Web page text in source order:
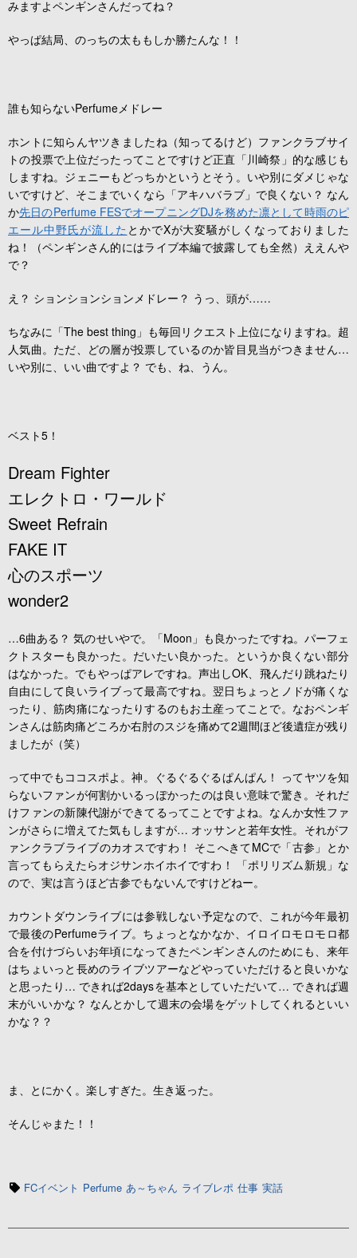
みますよペンギンさんだってね？
やっぱ結局、のっちの太ももしか勝たんな！！
誰も知らないPerfumeメドレー
ホントに知らんヤツきましたね（知ってるけど）ファンクラブサイ
トの投票で上位だったってことですけど正直「川崎祭」的な感じも
しますね。ジェニーもどっちかというとそう。いや別にダメじゃな
いですけど、そこまでいくなら「アキハバラブ」で良くない？ なん
か先日のPerfume FESでオープニングDJを務めた凛として時雨のピ
エール中野氏が流した とかでXが大変騒がしくなっておりました
ね！（ペンギンさん的にはライブ本編で披露しても全然）ええんや
で？
え？ ションションションメドレー？ うっ、頭が……
ちなみに「The best thing」も毎回リクエスト上位になりますね。超
人気曲。ただ、どの層が投票しているのか皆目見当がつきません…
いや別に、いい曲ですよ？ でも、ね、うん。
ベスト5！
Dream Fighter
エレクトロ・ワールド
Sweet Refrain
FAKE IT
心のスポーツ
wonder2
…6曲ある？ 気のせいやで。「Moon」も良かったですね。パーフェ
クトスターも良かった。だいたい良かった。というか良くない部分
はなかった。でもやっぱアレですね。声出しOK、飛んだり跳ねたり
自由にして良いライブって最高ですね。翌日ちょっとノドが痛くな
ったり、筋肉痛になったりするのもお土産ってことで。なおペンギ
ンさんは筋肉痛どころか右肘のスジを痛めて2週間ほど後遺症が残り
ましたが（笑）
って中でもココスポよ。神。ぐるぐるぐるぱんぱん！ ってヤツを知
らないファンが何割かいるっぽかったのは良い意味で驚き。それだ
けファンの新陳代謝ができてるってことですよね。なんか女性ファ
ンがさらに増えてた気もしますが… オッサンと若年女性。それがフ
ァンクラブライブのカオスですわ！ そこへきてMCで「古参」とか
言ってもらえたらオジサンホイホイですわ！ 「ポリリズム新規」な
ので、実は言うほど古参でもないんですけどねー。
カウントダウンライブには参戦しない予定なので、これが今年最初
で最後のPerfumeライブ。ちょっとなかなか、イロイロモロモロ都
合を付けづらいお年頃になってきたペンギンさんのためにも、来年
はちょいっと長めのライブツアーなどやっていただけると良いかな
と思ったり… できれば2daysを基本としていただいて… できれば週
末がいいかな？ なんとかして週末の会場をゲットしてくれるといい
かな？？
ま、とにかく。楽しすぎた。生き返った。
そんじゃまた！！
タ FCイベント Perfume あ～ちゃん ライブレポ 仕事 実話